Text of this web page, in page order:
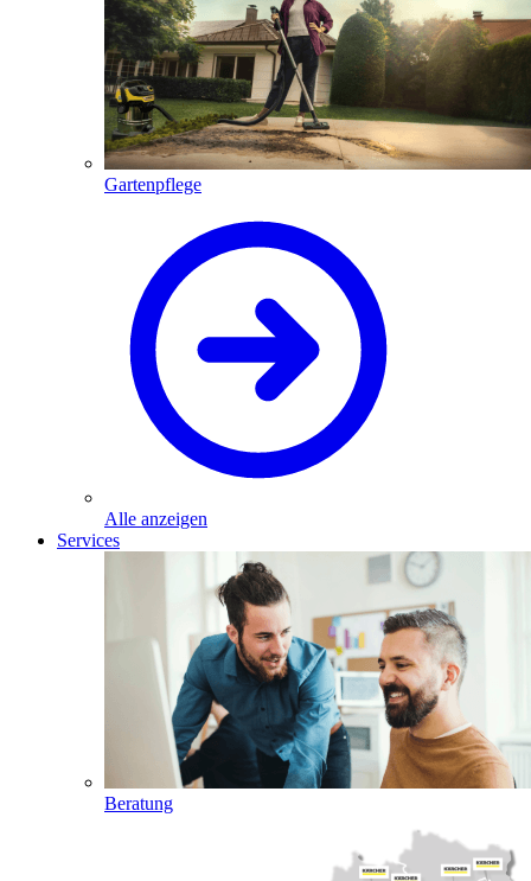
Gartenpflege
Alle anzeigen
Services
Beratung